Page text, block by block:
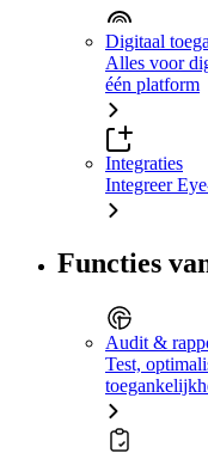
Digitaal
Alles voor
één platform
Integraties
Integreer
Functies
Audit &
Test,